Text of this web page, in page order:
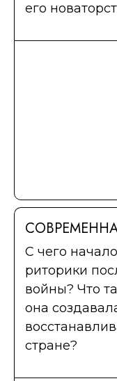
его
С чего
риторики
войны? Что
она
стране?